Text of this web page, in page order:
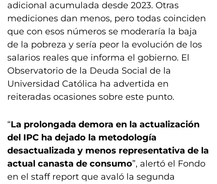
adicional acumulada desde 2023. Otras
mediciones dan menos, pero todas coinciden
que con esos números se moderaría la baja
de la pobreza y sería peor la evolución de los
salarios reales que informa el gobierno. El
Observatorio de la Deuda Social de la
Universidad Católica ha advertida en
reiteradas ocasiones sobre este punto.
“La prolongada demora en la actualización
del IPC ha dejado la metodología
desactualizada y menos representativa de la
actual canasta de consumo”, alertó el Fondo
en el staff report que avaló la segunda